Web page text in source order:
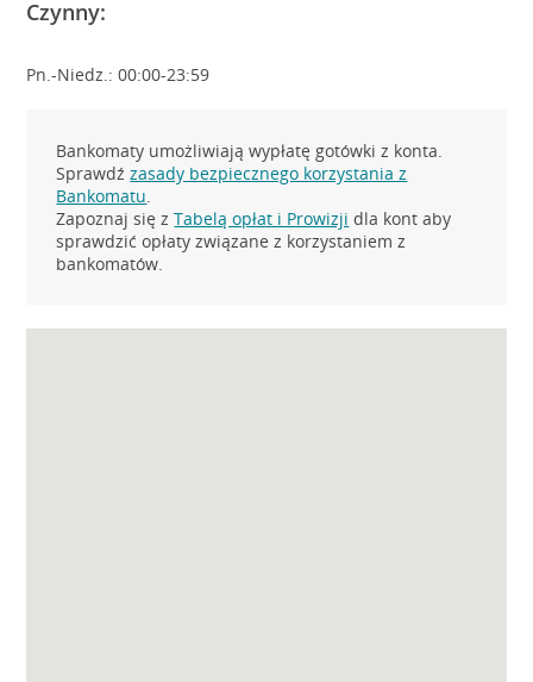
Czynny:
Pn.-Niedz.: 00:00-23:59
Bankomaty umożliwiają wypłatę gotówki z konta.
Sprawdźzasady bezpiecznego korzystania z
Bankomatu.
Zapoznaj się zTabelą opłat i Prowizji dla kont aby
sprawdzić opłaty związane z korzystaniem z
bankomatów.